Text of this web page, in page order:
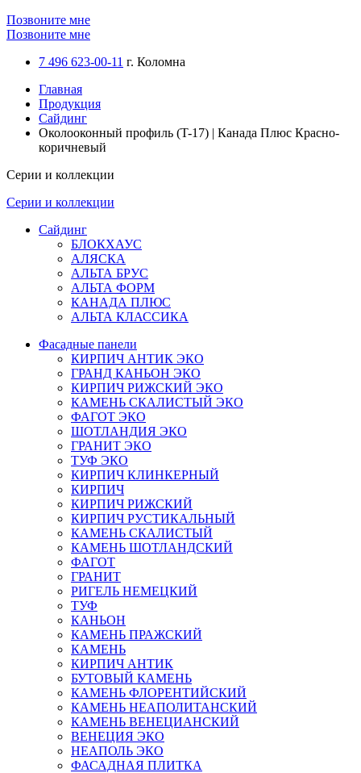
Позвоните мне
Позвоните мне
7 496 623-00-11 г. Коломна
Главная
Продукция
Сайдинг
Околооконный профиль (T-17) | Канада Плюс Красно-
коричневый
Серии и коллекции
Серии и коллекции
Сайдинг
БЛОКХАУС
АЛЯСКА
АЛЬТА БРУС
АЛЬТА ФОРМ
КАНАДА ПЛЮС
АЛЬТА КЛАССИКА
Фасадные панели
КИРПИЧ АНТИК ЭКО
ГРАНД КАНЬОН ЭКО
КИРПИЧ РИЖСКИЙ ЭКО
КАМЕНЬ СКАЛИСТЫЙ ЭКО
ФАГОТ ЭКО
ШОТЛАНДИЯ ЭКО
ГРАНИТ ЭКО
ТУФ ЭКО
КИРПИЧ КЛИНКЕРНЫЙ
КИРПИЧ
КИРПИЧ РИЖСКИЙ
КИРПИЧ РУСТИКАЛЬНЫЙ
КАМЕНЬ СКАЛИСТЫЙ
КАМЕНЬ ШОТЛАНДСКИЙ
ФАГОТ
ГРАНИТ
РИГЕЛЬ НЕМЕЦКИЙ
ТУФ
КАНЬОН
КАМЕНЬ ПРАЖСКИЙ
КАМЕНЬ
КИРПИЧ АНТИК
БУТОВЫЙ КАМЕНЬ
КАМЕНЬ ФЛОРЕНТИЙСКИЙ
КАМЕНЬ НЕАПОЛИТАНСКИЙ
КАМЕНЬ ВЕНЕЦИАНСКИЙ
ВЕНЕЦИЯ ЭКО
НЕАПОЛЬ ЭКО
ФАСАДНАЯ ПЛИТКА